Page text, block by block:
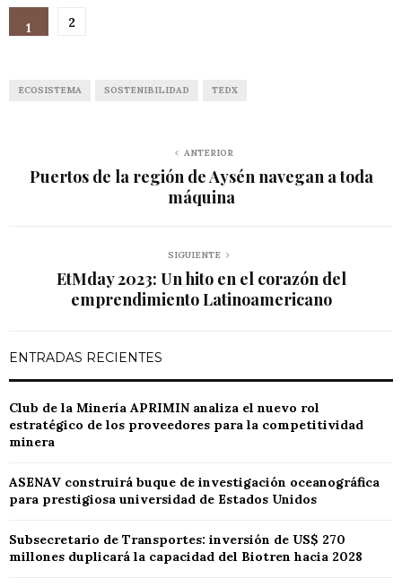
1 2
ECOSISTEMA SOSTENIBILIDAD TEDX
ANTERIOR
Puertos de la región de Aysén navegan a toda
máquina
SIGUIENTE
EtMday 2023: Un hito en el corazón del
emprendimiento Latinoamericano
ENTRADAS RECIENTES
Club de la Minería APRIMIN analiza el nuevo rol
estratégico de los proveedores para la competitividad
minera
ASENAV construirá buque de investigación oceanográfica
para prestigiosa universidad de Estados Unidos
Subsecretario de Transportes: inversión de US$ 270
millones duplicará la capacidad del Biotren hacia 2028